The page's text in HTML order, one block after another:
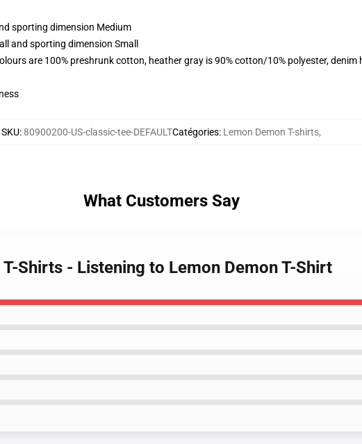
sporting dimension Medium
and sporting dimension Small
are 100% preshrunk cotton, heather gray is 90% cotton/10% polyester, denim
SKU:80900200-US-classic-tee-DEFAULTCatégories: Lemon Demon T-shirts,
What Customers Say
Shirts - Listening to Lemon Demon T-Shirt